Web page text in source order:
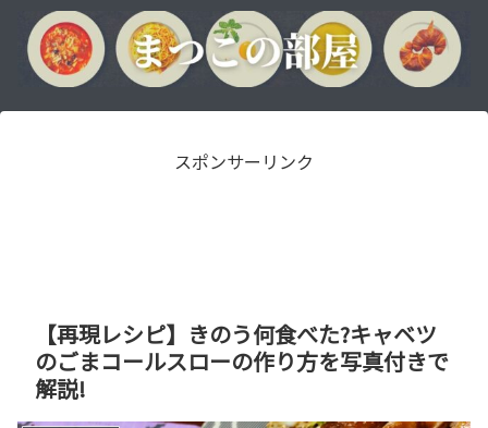
スポンサーリンク
【再現レシピ】きのう何食べた?キャベツ
のごまコールスローの作り方を写真付きで
解説!